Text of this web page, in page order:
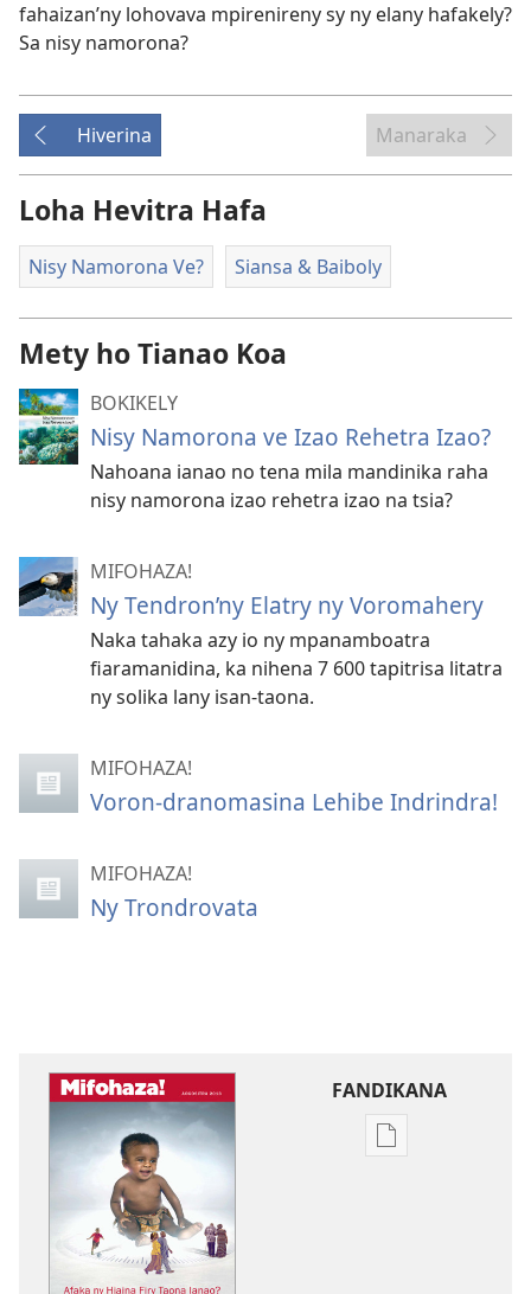
fahaizan’ny lohovava mpirenireny sy ny elany hafakely?
Sa nisy namorona?
Hiverina Manaraka
Loha Hevitra Hafa
Nisy Namorona Ve? Siansa & Baiboly
Mety ho Tianao Koa
BOKIKELY
Nisy Namorona ve Izao Rehetra Izao?
Nahoana ianao no tena mila mandinika raha
nisy namorona izao rehetra izao na tsia?
MIFOHAZA!
Ny Tendron’ny Elatry ny Voromahery
Naka tahaka azy io ny mpanamboatra
fiaramanidina, ka nihena 7 600 tapitrisa litatra
ny solika lany isan-taona.
MIFOHAZA!
Voron-dranomasina Lehibe Indrindra!
MIFOHAZA!
Ny Trondrovata
FANDIKANA
Fandikana